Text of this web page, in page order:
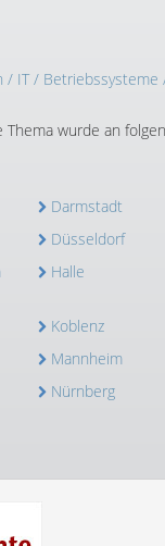
/ IT/ Betriebssysteme
Thema wurde an
Darmstadt
Düsseldorf
Halle
Koblenz
Mannheim
Nürnberg